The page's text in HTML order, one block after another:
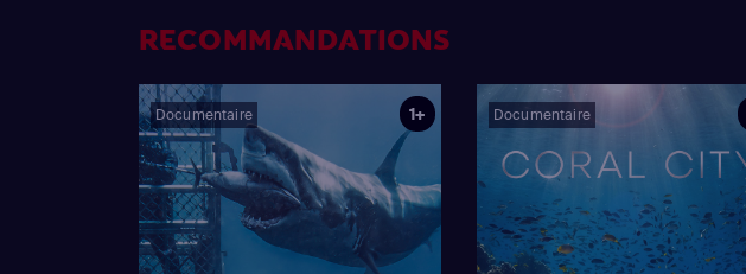
RECOMMANDATIONS
Documentaire 1+ Documentaire